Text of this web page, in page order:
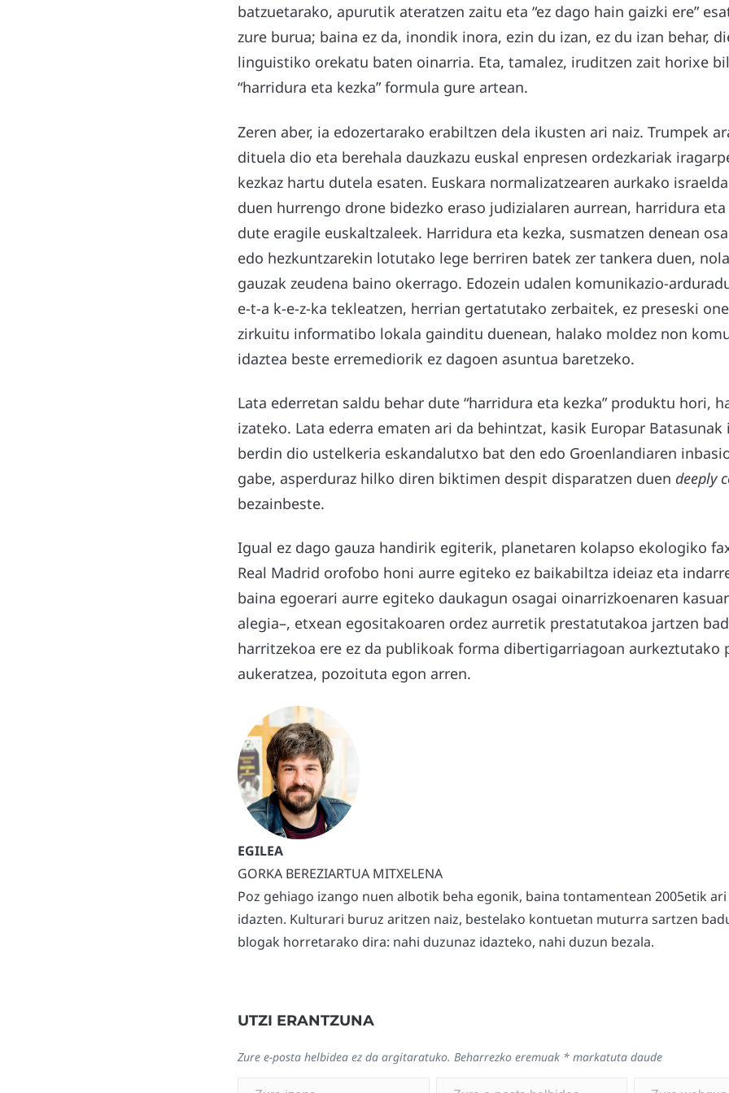
batzuetarako, apurutik ateratzen zaitu eta “ez dago hain gaizki ere”
zure burua; baina ez da, inondik inora, ezin du izan, ez du izan behar,
linguistiko orekatu baten oinarria. Eta, tamalez, iruditzen zait horixe
“harridura eta kezka” formula gure artean.
Zeren aber, ia edozertarako erabiltzen dela ikusten ari naiz. Trumpek
dituela dio eta berehala dauzkazu euskal enpresen ordezkariak
kezkaz hartu dutela esaten. Euskara normalizatzearen aurkako
duen hurrengo drone bidezko eraso judizialaren aurrean, harridura
dute eragile euskaltzaleek. Harridura eta kezka, susmatzen denean
edo hezkuntzarekin lotutako lege berriren batek zer tankera duen,
gauzak zeudena baino okerrago. Edozein udalen komunikazio-
e-t-a k-e-z-ka tekleatzen, herrian gertatutako zerbaitek, ez preseski
zirkuitu informatibo lokala gainditu duenean, halako moldez non
idaztea beste erremediorik ez dagoen asuntua baretzeko.
Lata ederretan saldu behar dute “harridura eta kezka” produktu hori,
izateko. Lata ederra ematen ari da behintzat, kasik Europar Batasunak
berdin dio ustelkeria eskandalutxo bat den edo Groenlandiaren
gabe, asperduraz hilko diren biktimen despit disparatzen duen deeply
bezainbeste.
Igual ez dago gauza handirik egiterik, planetaren kolapso ekologiko
Real Madrid orofobo honi aurre egiteko ez baikabiltza ideiaz eta
baina egoerari aurre egiteko daukagun osagai oinarrizkoenaren
alegia–, etxean egositakoaren ordez aurretik prestatutakoa jartzen
harritzekoa ere ez da publikoak forma dibertigarriagoan aurkeztutako
aukeratzea, pozoituta egon arren.
GORKA BEREZIARTUA MITXELENA
Poz gehiago izango nuen albotik beha egonik, baina tontamentean 2005etik
idazten. Kulturari buruz aritzen naiz, bestelako kontuetan muturra sartzen
blogak horretarako dira: nahi duzunaz idazteko, nahi duzun bezala.
UTZI ERANTZUNA
Zure e-posta helbidea ez da argitaratuko. Beharrezko eremuak * markatuta daude